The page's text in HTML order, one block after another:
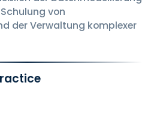
von
der Verwaltung komplexer